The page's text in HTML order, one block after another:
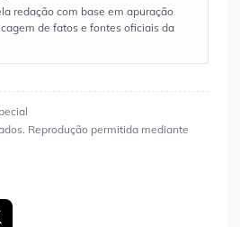
redação com base em apuração
de fatos e fontes oficiais da
Reprodução permitida mediante